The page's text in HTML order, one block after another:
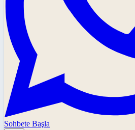
Sohbete Başla